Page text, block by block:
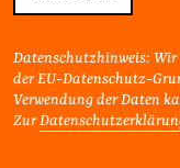
Datenschutzhinweis:
der EU-Datenschutz-
Verwendung der Daten
Zur